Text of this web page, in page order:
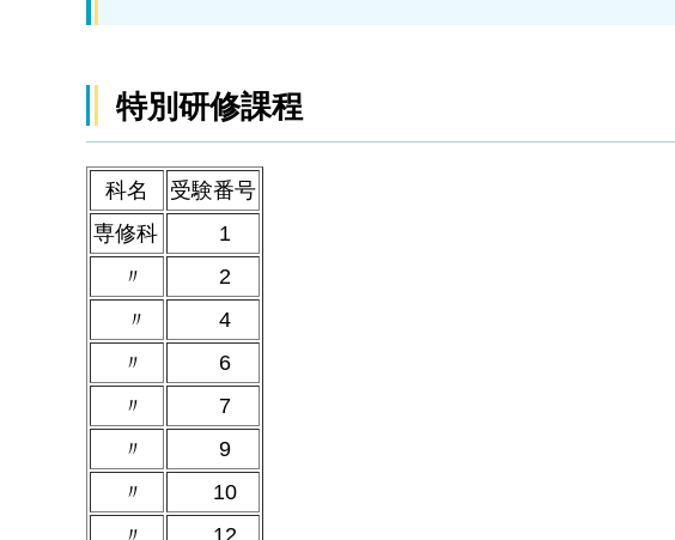
特別研修課程
科名
受験番号
専修科
1
〃
2
〃
4
〃
6
〃
7
〃
9
〃
10